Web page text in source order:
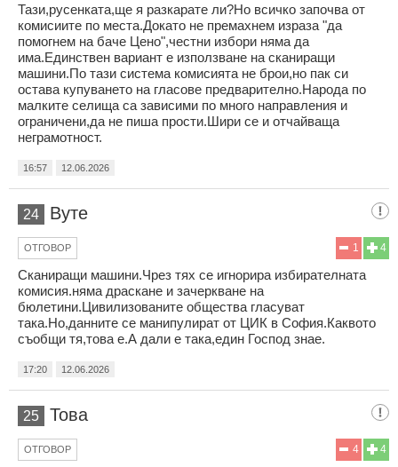
Тази,русенката,ще я разкарате ли?Но всичко започва от
комисиите по места.Докато не премахнем израза "да
помогнем на баче Цено",честни избори няма да
има.Единствен вариант е използване на сканиращи
машини.По тази система комисията не брои,но пак си
остава купуването на гласове предварително.Народа по
малките селища са зависими по много направления и
ограничени,да не пиша прости.Шири се и отчайваща
неграмотност.
16:57 12.06.2026
24 Вуте
4
1
ОТГОВОР
Сканиращи машини.Чрез тях се игнорира избирателната
комисия.няма драскане и зачеркване на
бюлетини.Цивилизованите общества гласуват
така.Но,данните се манипулират от ЦИК в София.Каквото
съобщи тя,това е.А дали е така,един Господ знае.
17:20 12.06.2026
25 Това
4
4
ОТГОВОР